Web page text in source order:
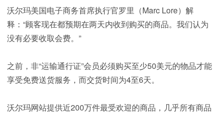
沃尔玛美国电子商务首席执行官罗里（Marc Lore）解
释：“顾客现在都预期在两天内收到购买的商品。我们认为
没有必要收取会费。”
之前，非“运输通行证”会员必须购买至少50美元的物品才能
享受免费送货服务，而交货时间为4至6天。
沃尔玛网站提供近200万件最受欢迎的商品，几乎所有商品